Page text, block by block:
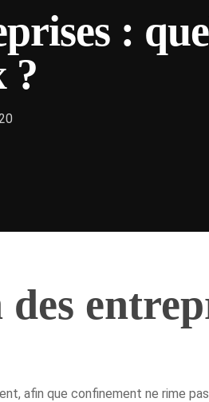
:
?
afin que confinement ne rime